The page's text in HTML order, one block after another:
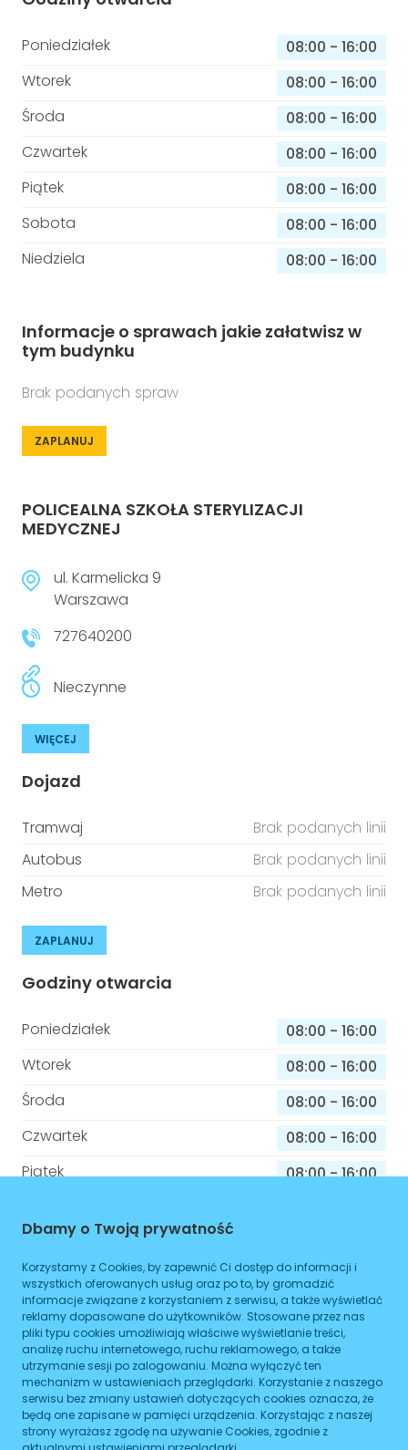
Poniedziałek 08:00 - 16:00
Wtorek
08:00 - 16:00
Środa
08:00 - 16:00
Czwartek
08:00 - 16:00
Piątek
08:00 - 16:00
Sobota
08:00 - 16:00
Niedziela
08:00 - 16:00
Informacje o sprawach jakie załatwisz w
tym budynku
Brak podanych spraw
ZAPLANUJ
POLICEALNA SZKOŁA STERYLIZACJI
MEDYCZNEJ
ul. Karmelicka 9
Warszawa
727640200
Nieczynne
WIĘCEJ
Dojazd
Tramwaj
Brak podanych linii
Autobus
Brak podanych linii
Metro
Brak podanych linii
ZAPLANUJ
Godziny otwarcia
Poniedziałek 08:00 - 16:00
Wtorek
08:00 - 16:00
Środa
08:00 - 16:00
Czwartek
08:00 - 16:00
Piątek
08:00-16:00
Niedziela
Informacje o sprawach jakie załatwisz w
tym budynku
Brak podanych spraw
ZAPLANUJ
Dbamy o Twoją prywatność
Korzystamy z Cookies, by zapewnić Ci dostęp do informacji i
wszystkich oferowanych usług oraz po to, by gromadzić
informacje związane z korzystaniem z serwisu, a także wyświetlać
reklamy dopasowane do użytkowników. Stosowane przez nas
pliki typu cookies umożliwiają właściwe wyświetlanie treści,
analizę ruchu internetowego, ruchu reklamowego, a także
utrzymanie sesji po zalogowaniu. Można wyłączyć ten
mechanizm w ustawieniach przeglądarki. Korzystanie z naszego
serwisu bez zmiany ustawień dotyczących cookies oznacza, że
będą one zapisane w pamięci urządzenia. Korzystając z naszej
strony wyrażasz zgodę na używanie Cookies, zgodnie z